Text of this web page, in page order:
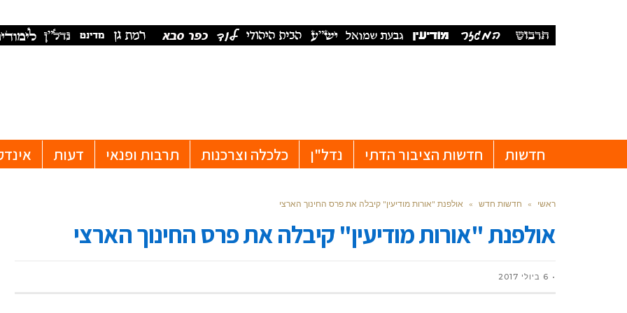
חדשות חדשות הציבור הדתי נדל"ן כלכלה וצרכנות תרבות ופנאי דעות
ראשי » חדשות חדש » אולפנת "אורות מודיעין" קיבלה את פרס החינוך הארצי
אולפנת "אורות מודיעין" קיבלה את פרס החינוך הארצי
6 ביולי 2017